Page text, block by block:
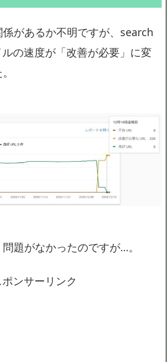
があるか不明ですが、search
の速度が「改善が必要」に変
題がなかったのですが…。
ポンサーリンク